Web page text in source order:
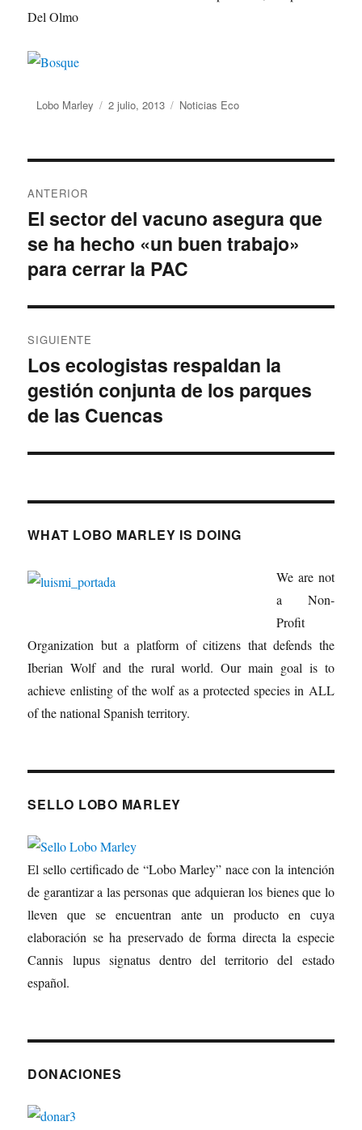
Del Olmo
Autor
Lobo Marley
Publicado
2 julio, 2013 Categorías
Noticias Eco
de
entradas
ANTERIOR
Entrada
anterior:
El sector del vacuno asegura que
se ha hecho «un buen trabajo»
para cerrar la PAC
SIGUIENTE
Entrada
siguiente:
Los ecologistas respaldan la
gestión conjunta de los parques
de las Cuencas
WHAT LOBO MARLEY IS DOING
We are not
a Non-
Profit
Organization but a platform of citizens that defends the
Iberian Wolf and the rural world. Our main goal is to
achieve enlisting of the wolf as a protected species in ALL
of the national Spanish territory.
SELLO LOBO MARLEY
El sello certificado de “Lobo Marley” nace con la intención
de garantizar a las personas que adquieran los bienes que lo
lleven que se encuentran ante un producto en cuya
elaboración se ha preservado de forma directa la especie
Cannis lupus signatus dentro del territorio del estado
español.
DONACIONES